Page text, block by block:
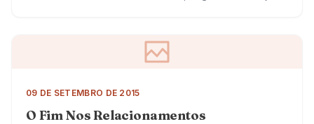
09 DE SETEMBRO DE 2015
O Fim Nos Relacionamentos